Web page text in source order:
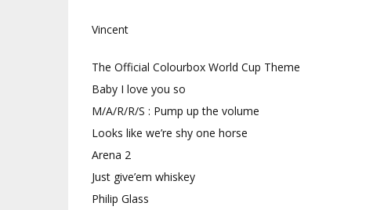
Vincent
The Official Colourbox World Cup Theme
Baby I love you so
M/A/R/R/S : Pump up the volume
Looks like we’re shy one horse
Arena 2
Just give’em whiskey
Philip Glass